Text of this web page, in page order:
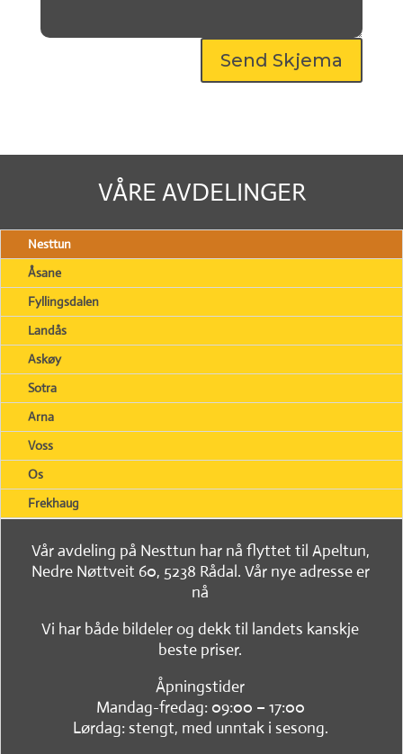
Send Skjema
VÅRE AVDELINGER
Nesttun
Åsane
Fyllingsdalen
Landås
Askøy
Sotra
Arna
Voss
Os
Frekhaug
Vår avdeling på Nesttun har nå flyttet til Apeltun,
Nedre Nøttveit 60, 5238 Rådal. Vår nye adresse er
nå
Vi har både bildeler og dekk til landets kanskje
beste priser.
Åpningstider
Mandag-fredag: 09:00 – 17:00
Lørdag: stengt, med unntak i sesong.